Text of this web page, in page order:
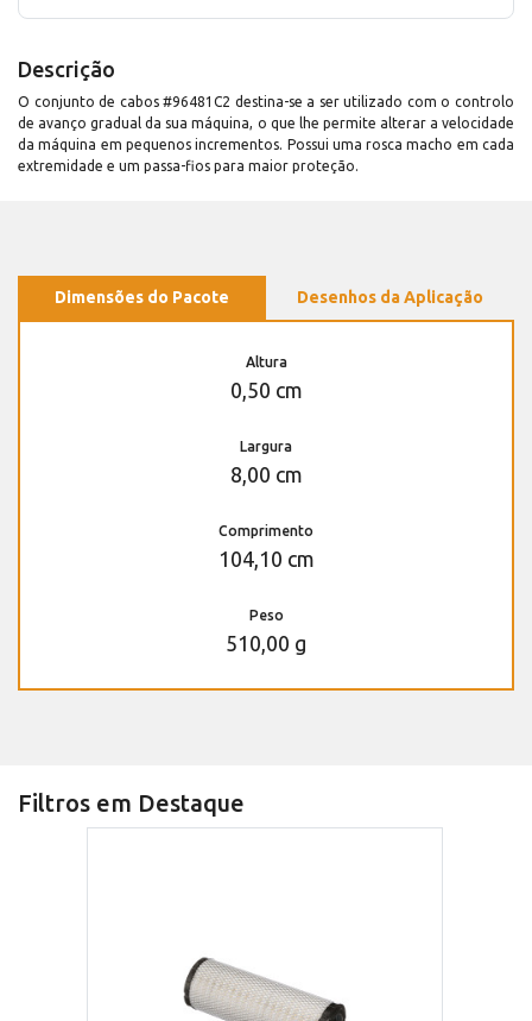
Descrição
O conjunto de cabos #96481C2 destina-se a ser utilizado com o controlo
de avanço gradual da sua máquina, o que lhe permite alterar a velocidade
da máquina em pequenos incrementos. Possui uma rosca macho em cada
extremidade e um passa-fios para maior proteção.
Dimensões do Pacote Desenhos da Aplicação
Altura
0,50 cm
Largura
8,00 cm
Comprimento
104,10 cm
Peso
510,00 g
Filtros em Destaque